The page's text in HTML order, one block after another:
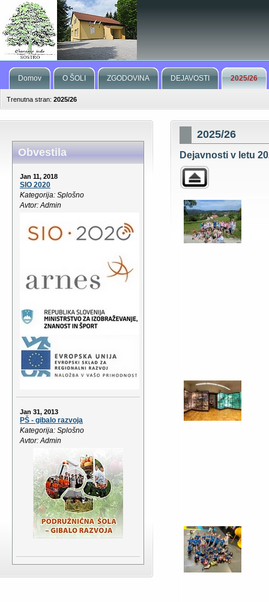
Domov O ŠOLI ZGODOVINA DEJAVOSTI 2025/26
Trenutna stran: 2025/26
Obvestila
Jan 11, 2018
SIO 2020
Kategorija: Splošno
Avtor: Admin
Jan 31, 2013
PŠ - gibalo razvoja
Kategorija: Splošno
Avtor: Admin
2025/26
Dejavnosti v letu